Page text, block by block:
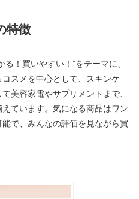
特徴
！買いやすい！”をテーマに、
スメを中心として、
スキンケ
て美容家電やサプリメントまで、
ています。 気になる商品はワン
で、 みんなの評価を見ながら買